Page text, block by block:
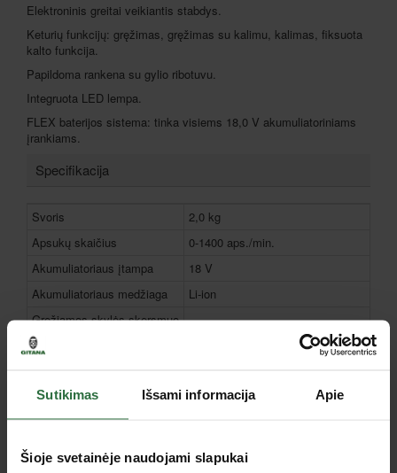
Sutikimas Išsami informacija Apie
Šioje svetainėje naudojami slapukai
Elektroninis greitai veikiantis stabdys.
Keturių funkcijų: gręžimas, gręžimas su kalimu, kalimas, fiksuota
kalto funkcija.
Papildoma rankena su gylio ribotuvu.
Integruota LED lempa.
FLEX baterijos sistema: tinka visiems 18,0 V akumuliatoriniams
įrankiams.
Specifikacija
Svoris
2,0 kg
Apsukų skaičius
0-1400 aps./min.
Akumuliatoriaus įtampa
18 V
Akumuliatoriaus medžiaga
Li-ion
Gręžiamos skylės skersmuo
pliene
Gręžiamos skylės skersmuo
Gręžiamos skylės skersmuo
betone